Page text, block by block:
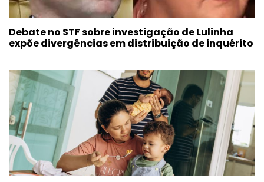
Debate no STF sobre investigação de Lulinha
expõe divergências em distribuição de inquérito